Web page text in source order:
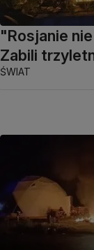
"Rosjanie
Zabili
ŚWIAT